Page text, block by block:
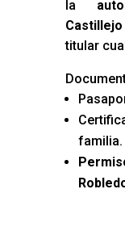
la
titular
familia.